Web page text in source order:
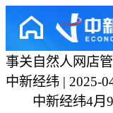
事关自然人网店
中新经纬 | 2025-
中新经纬4月9